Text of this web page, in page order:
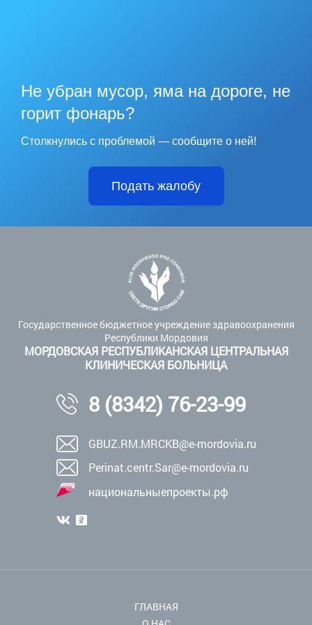
Не убран мусор, яма на дороге, не
горит фонарь?
Столкнулись с проблемой — сообщите о ней!
Подать жалобу
Государственное бюджетное учреждение здравоохранения
Республики Мордовия
МОРДОВСКАЯ РЕСПУБЛИКАНСКАЯ ЦЕНТРАЛЬНАЯ
КЛИНИЧЕСКАЯ БОЛЬНИЦА
8 (8342) 76-23-99
GBUZ.RM.MRCKB@e-mordovia.ru
Perinat.centr.Sar@e-mordovia.ru
национальныепроекты.рф
ГЛАВНАЯ